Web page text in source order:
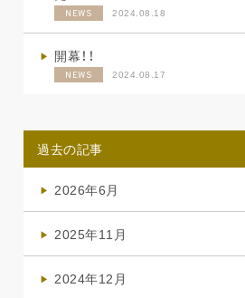
NEWS 2024.08.18
開幕！！
NEWS 2024.08.17
過去の記事
2026年6月
2025年11月
2024年12月